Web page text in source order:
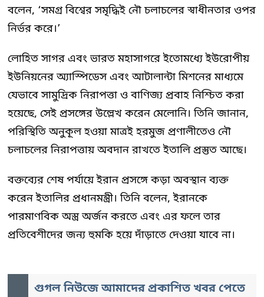
বলেন, ‘সমগ্র বিশ্বের সমৃদ্ধিই নৌ চলাচলের স্বাধীনতার ওপর
নির্ভর করে।’
লোহিত সাগর এবং ভারত মহাসাগরে ইতোমধ্যে ইউরোপীয়
ইউনিয়নের অ্যাস্পিডেস এবং আটালান্টা মিশনের মাধ্যমে
যেভাবে সামুদ্রিক নিরাপত্তা ও বাণিজ্য প্রবাহ নিশ্চিত করা
হয়েছে, সেই প্রসঙ্গের উল্লেখ করেন মেলোনি। তিনি জানান,
পরিস্থিতি অনুকূল হওয়া মাত্রই হরমুজ প্রণালীতেও নৌ
চলাচলের নিরাপত্তায় অবদান রাখতে ইতালি প্রস্তুত আছে।
বক্তব্যের শেষ পর্যায়ে ইরান প্রসঙ্গে কড়া অবস্থান ব্যক্ত
করেন ইতালির প্রধানমন্ত্রী। তিনি বলেন, ইরানকে
পারমাণবিক অস্ত্র অর্জন করতে এবং এর ফলে তার
প্রতিবেশীদের জন্য হুমকি হয়ে দাঁড়াতে দেওয়া যাবে না।
গুগল নিউজে আমাদের প্রকাশিত খবর পেতে